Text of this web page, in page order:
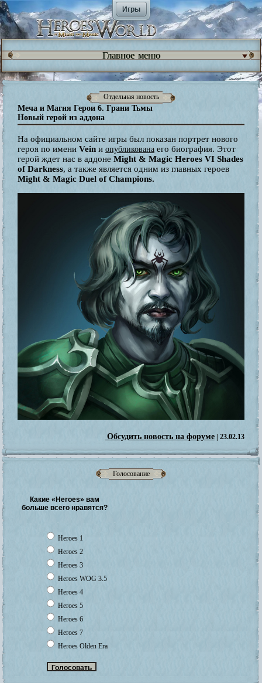
Игры
Голосование
Какие «Heroes» вам
больше всего нравятся?
Heroes 1
Heroes 2
Heroes 3
Heroes WOG 3.5
Heroes 4
Heroes 5
Heroes 6
Heroes 7
Heroes Olden Era
Главное меню
Отдельная новость
Меча и Магия Герои 6. Грани Тьмы
Новый герой из аддона
На официальном сайте игры был показан портрет нового
героя по имени Vein и опубликована его биография. Этот
герой ждет нас в аддоне Might & Magic Heroes VI Shades
of Darkness, а также является одним из главных героев
Might & Magic Duel of Champions.
Обсудить новость на форуме | 23.02.13